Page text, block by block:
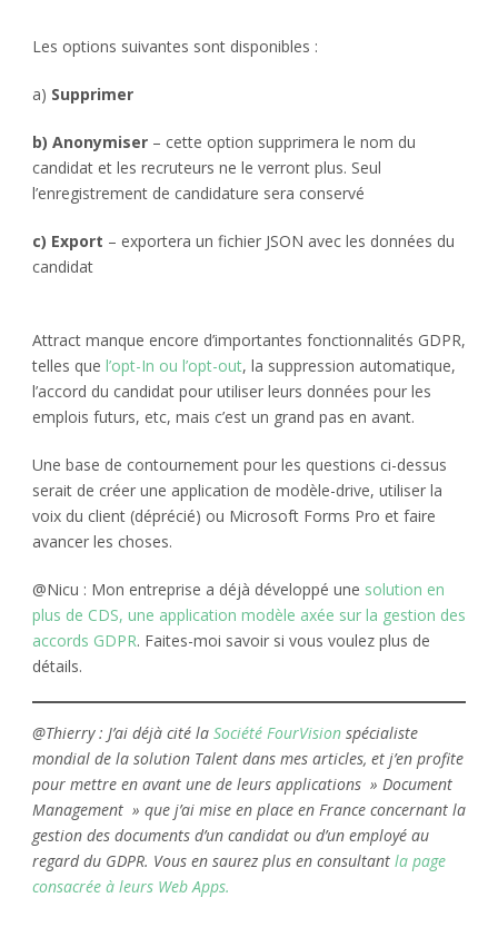
Les options suivantes sont disponibles :
a) Supprimer
b) Anonymiser – cette option supprimera le nom du
candidat et les recruteurs ne le verront plus. Seul
l’enregistrement de candidature sera conservé
c) Export – exportera un fichier JSON avec les données du
candidat
Attract manque encore d’importantes fonctionnalités GDPR,
telles que l’opt-In ou l’opt-out, la suppression automatique,
l’accord du candidat pour utiliser leurs données pour les
emplois futurs, etc, mais c’est un grand pas en avant.
Une base de contournement pour les questions ci-dessus
serait de créer une application de modèle-drive, utiliser la
voix du client (déprécié) ou Microsoft Forms Pro et faire
avancer les choses.
@Nicu : Mon entreprise a déjà développé une solution en
plus de CDS, une application modèle axée sur la gestion des
accords GDPR. Faites-moi savoir si vous voulez plus de
détails.
@Thierry : J’ai déjà cité la Société FourVision spécialiste
mondial de la solution Talent dans mes articles, et j’en profite
pour mettre en avant une de leurs applications » Document
Management » que j’ai mise en place en France concernant la
gestion des documents d’un candidat ou d’un employé au
regard du GDPR. Vous en saurez plus en consultant la page
consacrée à leurs Web Apps.